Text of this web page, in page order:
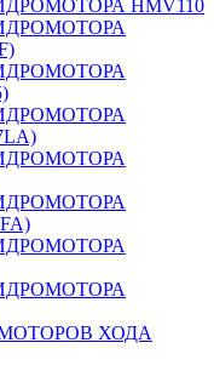
HMV110
ХОДА